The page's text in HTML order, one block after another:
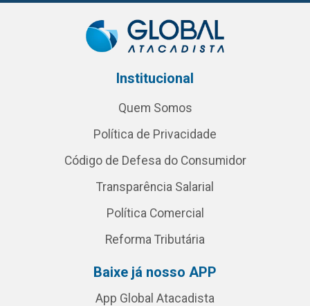
Institucional
Quem Somos
Política de Privacidade
Código de Defesa do Consumidor
Transparência Salarial
Política Comercial
Reforma Tributária
Baixe já nosso APP
App Global Atacadista